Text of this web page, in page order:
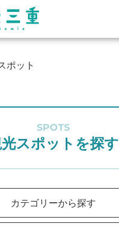
ポット
SPOTS
スポットを探す
カテゴリーから探す